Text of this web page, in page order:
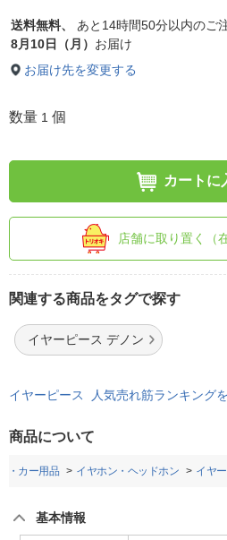
送料無料、 あと 14時間50分以内のご
8月10日（月） お届け
お届け先を変更する
数量 1 個
カートに
店舗に取り置く（
関連する商品をタグで探す
イヤーピース デノン
イヤーピース 人気売れ筋ランキング
商品について
・カー用品 イヤホン・ヘッドホン イヤ
基本情報